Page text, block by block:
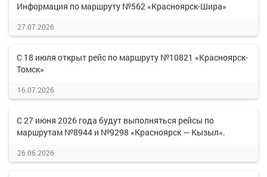
Информация по маршруту №562 «Красноярск-Шира»
27.07.2026
С 18 июля открыт рейс по маршруту №10821 «Красноярск-
Томск»
16.07.2026
С 27 июня 2026 года будут выполняться рейсы по
маршрутам №8944 и №9298 «Красноярск — Кызыл».
26.06.2026